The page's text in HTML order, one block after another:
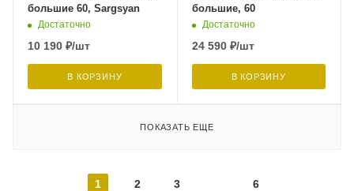
большие 60, Sargsyan
Достаточно
10 190 ₽/шт
В КОРЗИНУ
большие, 60
Достаточно
24 590₽/шт
В КОРЗИНУ
ПОКАЗАТЬ ЕЩЕ
1 2 3 6